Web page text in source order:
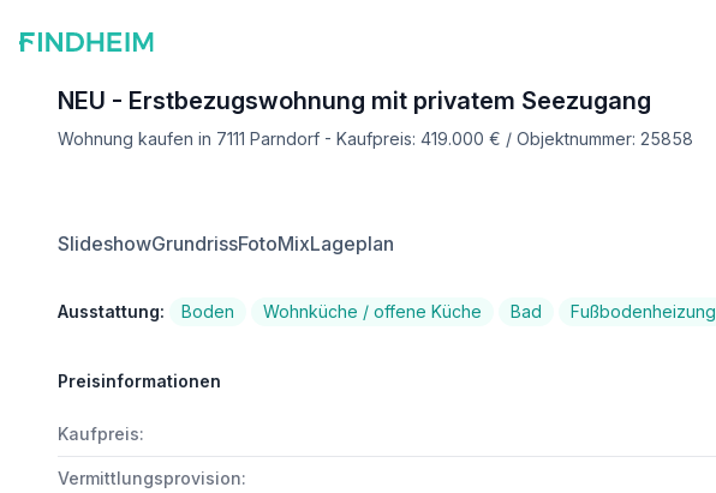
NEU - Erstbezugswohnung mit privatem Seezugang
Wohnung kaufen in 7111 Parndorf - Kaufpreis: 419.000 € / Objektnummer: 25858
SlideshowGrundrissFotoMixLageplan
Ausstattung: Boden Wohnküche / offene Küche Bad Fußbodenheizung
Preisinformationen
Kaufpreis:
Vermittlungsprovision: